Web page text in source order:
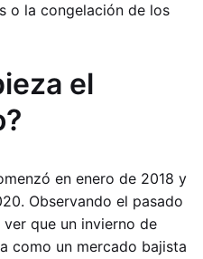
o la congelación de los
el
en enero de 2018 y
Observando el pasado
que un invierno de
como un mercado bajista